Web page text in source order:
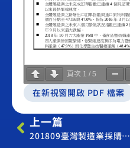
頁次 1 / 5
在新視窗開啟 PDF 檔案
上一篇
201809臺灣製造業採購經理人指數